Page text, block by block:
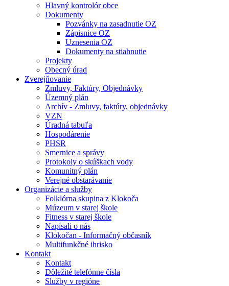
Hlavný kontrolór obce
Dokumenty
Pozvánky na zasadnutie OZ
Zápisnice OZ
Uznesenia OZ
Dokumenty na stiahnutie
Projekty
Obecný úrad
Zverejňovanie
Zmluvy, Faktúry, Objednávky
Územný plán
Archív - Zmluvy, faktúry, objednávky
VZN
Úradná tabuľa
Hospodárenie
PHSR
Smernice a správy
Protokoly o skúškach vody
Komunitný plán
Verejné obstarávanie
Organizácie a služby
Folklórna skupina z Klokoča
Múzeum v starej škole
Fitness v starej škole
Napísali o nás
Klokočan - Informačný občasník
Multifunkčné ihrisko
Kontakt
Kontakt
Dôležité telefónne čísla
Služby v regióne